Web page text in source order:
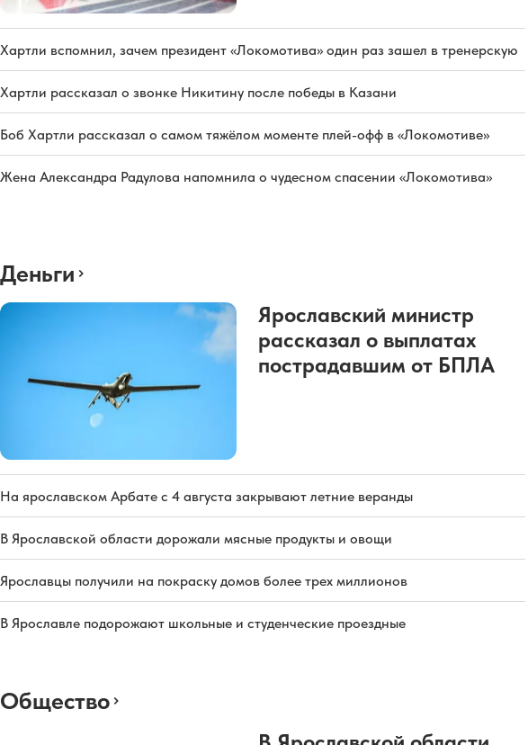
Хартли вспомнил, зачем президент «Локомотива» один раз зашел в тренерскую
Хартли рассказал о звонке Никитину после победы в Казани
Боб Хартли рассказал о самом тяжёлом моменте плей-офф в «Локомотиве»
Жена Александра Радулова напомнила о чудесном спасении «Локомотива»
Деньги
Ярославский министр
рассказал о выплатах
пострадавшим от БПЛА
На ярославском Арбате с 4 августа закрывают летние веранды
В Ярославской области дорожали мясные продукты и овощи
Ярославцы получили на покраску домов более трех миллионов
В Ярославле подорожают школьные и студенческие проездные
Общество